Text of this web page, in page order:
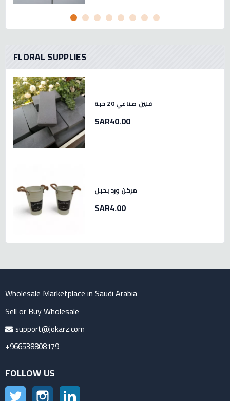
FLORAL SUPPLIES
فلين صناعي 20 حبة
SAR40.00
مركن ورد بحبل
SAR4.00
Wholesale Marketplace in Saudi Arabia
Sell or Buy Wholesale
support@jokarz.com
+966538808179
FOLLOW US
Twitter Instagram